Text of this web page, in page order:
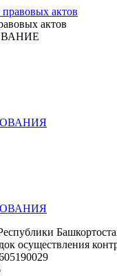
актов
осуществления